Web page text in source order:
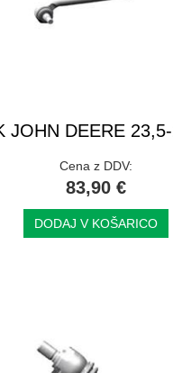
JOHN DEERE
Cena z DDV:
83,90 €
DODAJ V KOŠARICO